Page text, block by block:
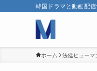
韓国ドラマと動画配
ホーム 法廷ヒューマ